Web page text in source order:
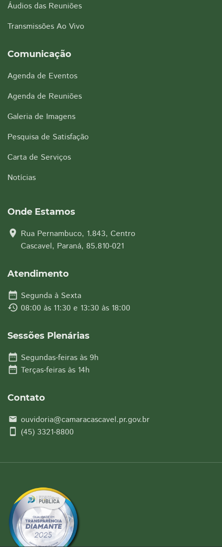
Áudios das Reuniões
Transmissões Ao Vivo
Comunicação
Agenda de Eventos
Agenda de Reuniões
Galeria de Imagens
Pesquisa de Satisfação
Carta de Serviços
Notícias
Onde Estamos
location_on Rua Pernambuco, 1.843, Centro
Cascavel, Paraná, 85.810-021
Atendimento
date_range Segunda à Sexta
history 08:00 às 11:30 e 13:30 às 18:00
Sessões Plenárias
date_range Segundas-feiras às 9h
date_range Terças-feiras às 14h
Contato
email ouvidoria@camaracascavel.pr.gov.br
smartphone (45) 3321-8800